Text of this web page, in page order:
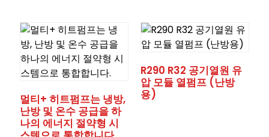
멀티+ 히트펌프는 냉방,
난방 및 온수 공급을 하
나의 에너지 절약형 시
R290 R32 공기열원 유
압 모듈 열펌프 (난방
용)